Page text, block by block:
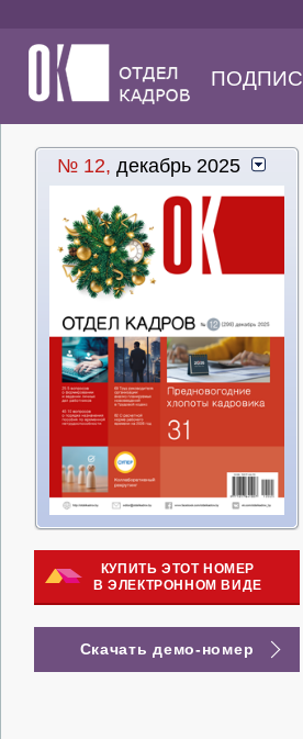
№ 12, декабрь 2025
КУПИТЬ ЭТОТ НОМЕР
В ЭЛЕКТРОННОМ ВИДЕ
Скачать демо-номер